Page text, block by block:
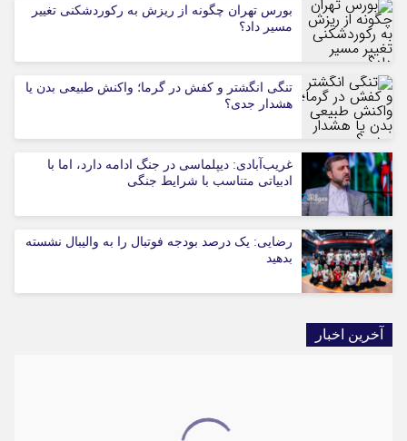
بورس تهران چگونه از ریزش به رکوردشکنی تغییر
مسیر داد؟
تنگی انگشتر و کفش در گرما؛ واکنش طبیعی بدن یا
هشدار جدی؟
غریب‌آبادی: دیپلماسی در جنگ ادامه دارد، اما با
ادبیاتی متناسب با شرایط جنگی
رضایی: یک درصد بودجه فوتبال را به والیبال نشسته
بدهید
آخرین اخبار